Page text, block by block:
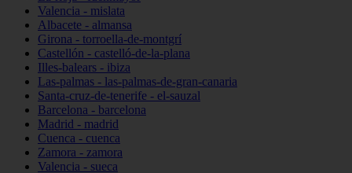
Valencia - mislata
Albacete - almansa
Girona - torroella-de-montgrí
Castellón - castelló-de-la-plana
Illes-balears - ibiza
Las-palmas - las-palmas-de-gran-canaria
Santa-cruz-de-tenerife - el-sauzal
Barcelona - barcelona
Madrid - madrid
Cuenca - cuenca
Zamora - zamora
Valencia - sueca